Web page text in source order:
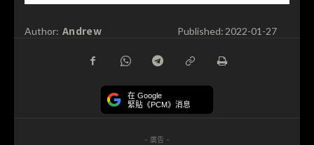
Author: Andrew Published: 2022-01-27
在 Google
緊貼《PCM》消息
- 廣告 -